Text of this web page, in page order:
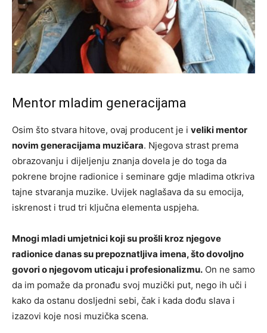
Mentor mladim generacijama
Osim što stvara hitove, ovaj producent je i veliki mentor
novim generacijama muzičara. Njegova strast prema
obrazovanju i dijeljenju znanja dovela je do toga da
pokrene brojne radionice i seminare gdje mladima otkriva
tajne stvaranja muzike. Uvijek naglašava da su emocija,
iskrenost i trud tri ključna elementa uspjeha.
Mnogi mladi umjetnici koji su prošli kroz njegove
radionice danas su prepoznatljiva imena, što dovoljno
govori o njegovom uticaju i profesionalizmu. On ne samo
da im pomaže da pronađu svoj muzički put, nego ih uči i
kako da ostanu dosljedni sebi, čak i kada dođu slava i
izazovi koje nosi muzička scena.